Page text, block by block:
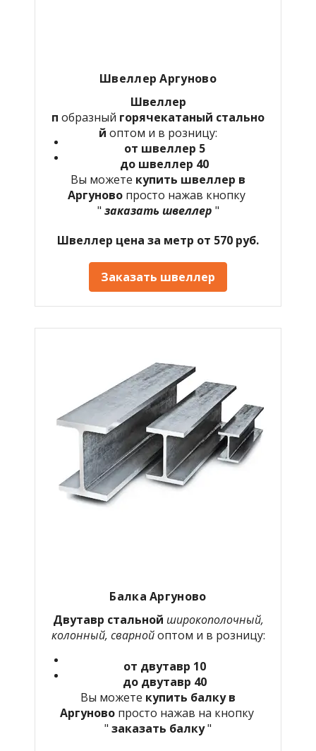
Швеллер Аргуново
Швеллер
п образный горячекатаный стально
й оптом и в розницу:
от швеллер 5
до швеллер 40
Вы можете купить швеллер в
Аргуново просто нажав кнопку
" заказать швеллер "
Швеллер цена за метр от 570 руб.
Заказать швеллер
Балка Аргуново
Двутавр стальной широкополочный,
колонный, сварнойоптом и в розницу:
от двутавр 10
до двутавр 40
Вы можете купить балку в
Аргуново просто нажав на кнопку
" заказать балку"